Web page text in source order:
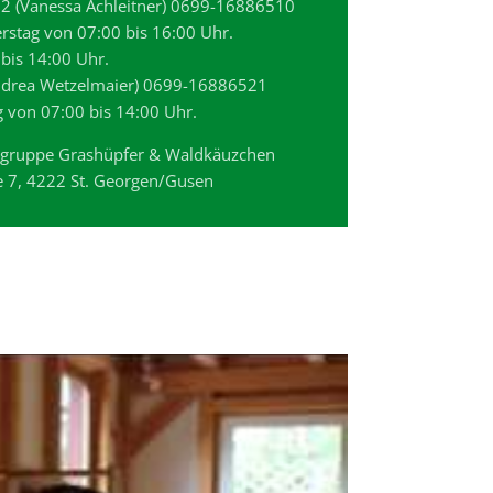
Achleitner) 0699-16886510
von 07:00 bis 16:00 Uhr.
14:00 Uhr.
Wetzelmaier) 0699-16886521
von 07:00 bis 14:00 Uhr.
Grashüpfer & Waldkäuzchen
7, 4222 St. Georgen/Gusen